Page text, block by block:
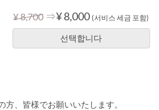
¥ 8,700 ⇒¥ 8,000 (서비스 세금 포함)
선택합니다
、皆様でお願いいたします。